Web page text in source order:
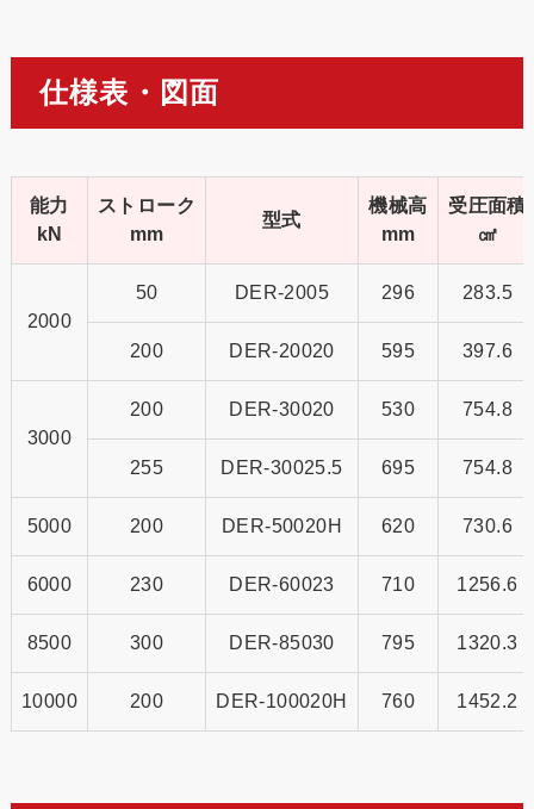
仕様表・図面
能力
kN
ストローク
mm
型式
機械高
mm
受圧面積
㎠
2000
50 DER-2005 296 283.5
200 DER-20020 595 397.6
3000
200 DER-30020 530 754.8
255 DER-30025.5 695 754.8
5000 200 DER-50020H 620 730.6
6000 230 DER-60023 710 1256.6
8500 300 DER-85030 795 1320.3
10000 200 DER-100020H 760 1452.2